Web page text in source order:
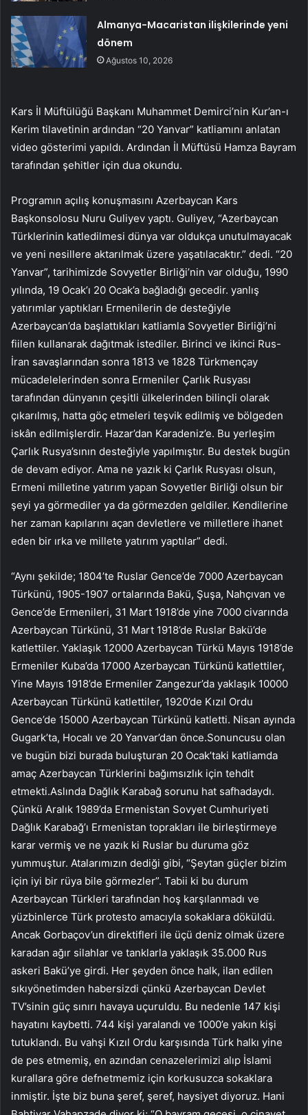
Almanya-Macaristan ilişkilerinde yeni
dönem
Ağustos 10, 2026
Kars İl Müftülüğü Başkanı Muhammet Demirci’nin Kur’an-ı
Kerim tilavetinin ardından “20 Yanvar” katliamını anlatan
video gösterimi yapıldı. Ardından İl Müftüsü Hamza Bayram
tarafından şehitler için dua okundu.
Programın açılış konuşmasını Azerbaycan Kars
Başkonsolosu Nuru Guliyev yaptı. Guliyev, “Azerbaycan
Türklerinin katledilmesi dünya var oldukça unutulmayacak
ve yeni nesillere aktarılmak üzere yaşatılacaktır.” dedi. “20
Yanvar”, tarihimizde Sovyetler Birliği’nin var olduğu, 1990
yılında, 19 Ocak’ı 20 Ocak’a bağladığı gecedir. yanlış
yatırımlar yaptıkları Ermenilerin de desteğiyle
Azerbaycan’da başlattıkları katliamla Sovyetler Birliği’ni
fiilen kullanarak dağıtmak istediler. Birinci ve ikinci Rus-
İran savaşlarından sonra 1813 ve 1828 Türkmençay
mücadelelerinden sonra Ermeniler Çarlık Rusyası
tarafından dünyanın çeşitli ülkelerinden bilinçli olarak
çıkarılmış, hatta göç etmeleri teşvik edilmiş ve bölgeden
iskân edilmişlerdir. Hazar’dan Karadeniz’e. Bu yerleşim
Çarlık Rusya’sının desteğiyle yapılmıştır. Bu destek bugün
de devam ediyor. Ama ne yazık ki Çarlık Rusyası olsun,
Ermeni milletine yatırım yapan Sovyetler Birliği olsun bir
şeyi ya görmediler ya da görmezden geldiler. Kendilerine
her zaman kapılarını açan devletlere ve milletlere ihanet
eden bir ırka ve millete yatırım yaptılar” dedi.
“Aynı şekilde; 1804’te Ruslar Gence’de 7000 Azerbaycan
Türkünü, 1905-1907 ortalarında Bakü, Şuşa, Nahçıvan ve
Gence’de Ermenileri, 31 Mart 1918’de yine 7000 civarında
Azerbaycan Türkünü, 31 Mart 1918’de Ruslar Bakü’de
katlettiler. Yaklaşık 12000 Azerbaycan Türkü Mayıs 1918’de
Ermeniler Kuba’da 17000 Azerbaycan Türkünü katlettiler,
Yine Mayıs 1918’de Ermeniler Zangezur’da yaklaşık 10000
Azerbaycan Türkünü katlettiler, 1920’de Kızıl Ordu
Gence’de 15000 Azerbaycan Türkünü katletti. Nisan ayında
Gugark’ta, Hocalı ve 20 Yanvar’dan önce.Sonuncusu olan
ve bugün bizi burada buluşturan 20 Ocak’taki katliamda
amaç Azerbaycan Türklerini bağımsızlık için tehdit
etmekti.Aslında Dağlık Karabağ sorunu hat safhadaydı.
Çünkü Aralık 1989’da Ermenistan Sovyet Cumhuriyeti
Dağlık Karabağ’ı Ermenistan toprakları ile birleştirmeye
karar vermiş ve ne yazık ki Ruslar bu duruma göz
yummuştur. Atalarımızın dediği gibi, “Şeytan güçler bizim
için iyi bir rüya bile görmezler”. Tabii ki bu durum
Azerbaycan Türkleri tarafından hoş karşılanmadı ve
yüzbinlerce Türk protesto amacıyla sokaklara döküldü.
Ancak Gorbaçov’un direktifleri ile üçü deniz olmak üzere
karadan ağır silahlar ve tanklarla yaklaşık 35.000 Rus
askeri Bakü’ye girdi. Her şeyden önce halk, ilan edilen
sıkıyönetimden habersizdi çünkü Azerbaycan Devlet
TV’sinin güç sınırı havaya uçuruldu. Bu nedenle 147 kişi
hayatını kaybetti. 744 kişi yaralandı ve 1000’e yakın kişi
tutuklandı. Bu vahşi Kızıl Ordu karşısında Türk halkı yine
de pes etmemiş, en azından cenazelerimizi alıp İslami
kurallara göre defnetmemiz için korkusuzca sokaklara
inmiştir. İşte biz buna şeref, şeref, haysiyet diyoruz. Hani